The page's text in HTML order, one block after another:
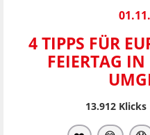
4 TIPPS FÜR
FEIERTAG
13.912Klicks